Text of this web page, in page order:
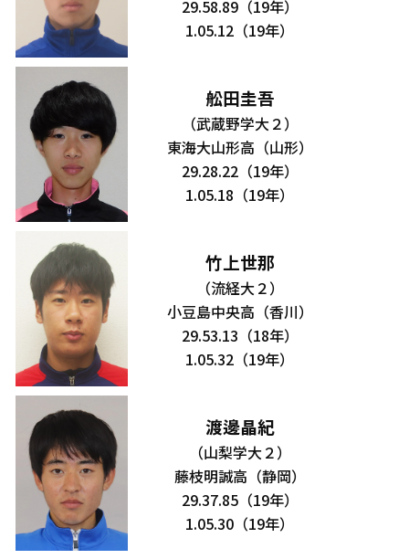
29.58.89（19年）
1.05.12（19年）
舩田圭吾
（武蔵野学大２）
東海大山形高（山形）
29.28.22（19年）
1.05.18（19年）
竹上世那
（流経大２）
小豆島中央高（香川）
29.53.13（18年）
1.05.32（19年）
渡邊晶紀
（山梨学大２）
藤枝明誠高（静岡）
29.37.85（19年）
1.05.30（19年）